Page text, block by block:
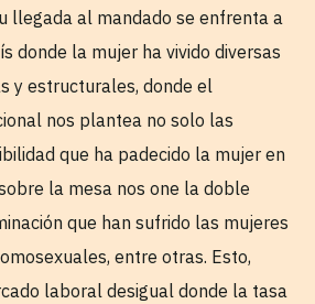
llegada al mandado se enfrenta a
donde la mujer ha vivido diversas
y estructurales, donde el
nos plantea no solo las
que ha padecido la mujer en
la mesa nos one la doble
que han sufrido las mujeres
entre otras. Esto,
laboral desigual donde la tasa